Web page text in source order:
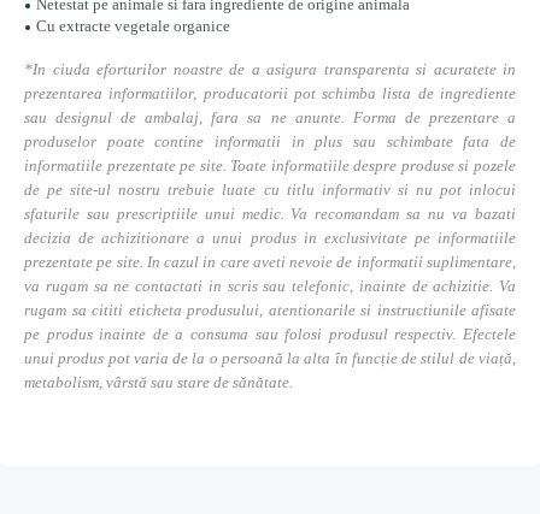
Netestat pe animale si fara ingrediente de origine animala
Cu extracte vegetale organice
*In ciuda eforturilor noastre de a asigura transparenta si acuratete in
prezentarea informatiilor, producatorii pot schimba lista de ingrediente
sau designul de ambalaj, fara sa ne anunte. Forma de prezentare a
produselor poate contine informatii in plus sau schimbate fata de
informatiile prezentate pe site. Toate informatiile despre produse si pozele
de pe site-ul nostru trebuie luate cu titlu informativ si nu pot inlocui
sfaturile sau prescriptiile unui medic. Va recomandam sa nu va bazati
decizia de achizitionare a unui produs in exclusivitate pe informatiile
prezentate pe site. In cazul in care aveti nevoie de informatii suplimentare,
va rugam sa ne contactati in scris sau telefonic, inainte de achizitie. Va
rugam sa cititi eticheta produsului, atentionarile si instructiunile afisate
pe produs inainte de a consuma sau folosi produsul respectiv. Efectele
unui produs pot varia de la o persoană la alta în funcție de stilul de viață,
metabolism, vârstă sau stare de sănătate.